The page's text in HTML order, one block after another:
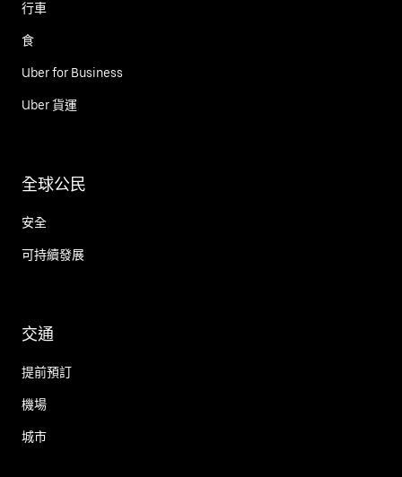
行車
食
Uber for Business
Uber 貨運
全球公民
安全
可持續發展
交通
提前預訂
機場
城市